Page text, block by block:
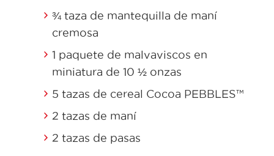
¾ taza de mantequilla de maní
cremosa
1 paquete de malvaviscos en
miniatura de 10 ½ onzas
5 tazas de cereal Cocoa PEBBLES™
2 tazas de maní
2 tazas de pasas